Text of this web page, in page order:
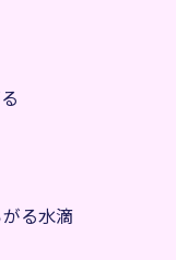
る水滴